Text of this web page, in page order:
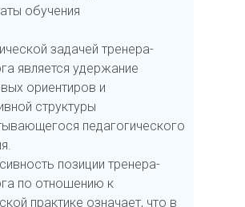
обучения
задачей тренера-
является удержание
ориентиров и
структуры
педагогического
позиции тренера-
по отношению к
практике означает, что в